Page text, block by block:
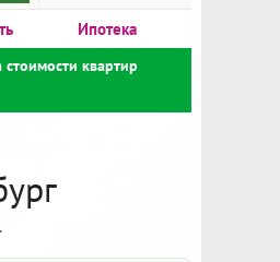
Ипотека
квартир